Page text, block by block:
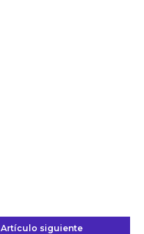
Artículo siguiente